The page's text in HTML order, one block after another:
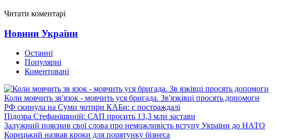
Читати коментарі
Новини України
Останні
Популярні
Коментовані
Коли мовчить зв'язок - мовчить уся бригада. Зв'язківці просять допомоги
РФ скинула на Суми чотири КАБи: є постраждалі
Підозра Стефанішиній: САП просить 13,3 млн застави
Залужний пояснив свої слова про неможливість вступу України до НАТО
Корецький назвав кроки для порятунку бізнеса